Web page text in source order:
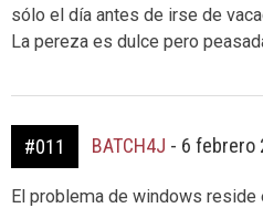
sólo el día antes de irse de
La pereza es dulce pero
#011 BATCH4J - 6 febrero
El problema de windows reside